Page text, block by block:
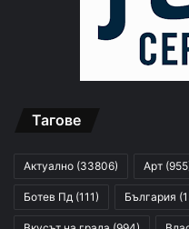
Тагове
Актуално (33806) Арт
Ботев Пд (111) България